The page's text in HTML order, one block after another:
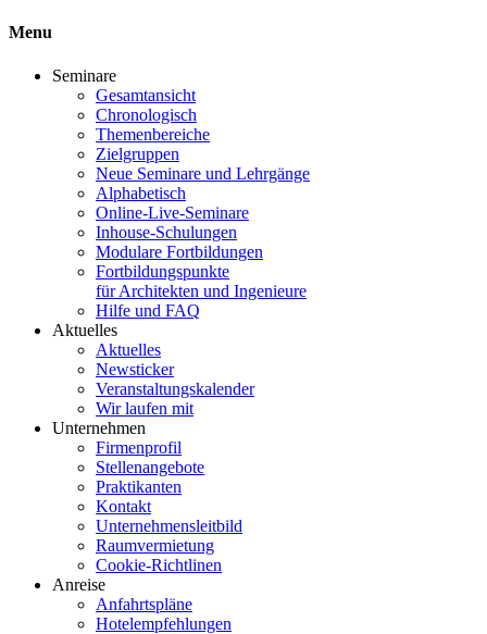
Menu
Seminare
Gesamtansicht
Chronologisch
Themenbereiche
Zielgruppen
Neue Seminare und Lehrgänge
Alphabetisch
Online-Live-Seminare
Inhouse-Schulungen
Modulare Fortbildungen
Fortbildungspunkte
für Architekten und Ingenieure
Hilfe und FAQ
Aktuelles
Aktuelles
Newsticker
Veranstaltungskalender
Wir laufen mit
Unternehmen
Firmenprofil
Stellenangebote
Praktikanten
Kontakt
Unternehmensleitbild
Raumvermietung
Cookie-Richtlinen
Anreise
Anfahrtspläne
Hotelempfehlungen